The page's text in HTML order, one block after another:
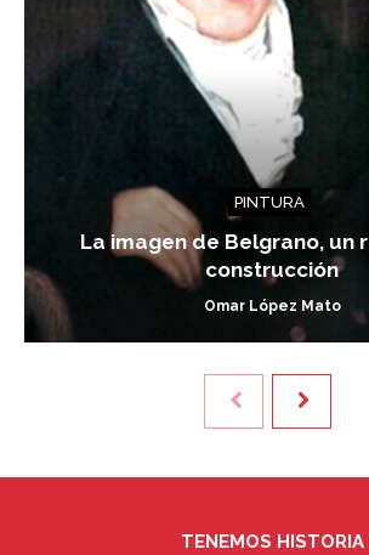
PINTURA
La imagen de Belgrano, un
construcción
Omar López Mato
TENEMOS HISTORIA